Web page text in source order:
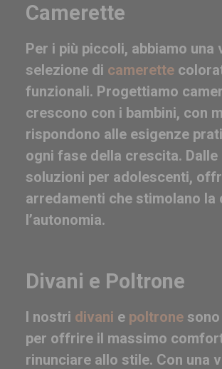
Camerette
Per i più piccoli, abbiamo una
selezione di camerette
funzionali. Progettiamo
crescono con i bambini, con
rispondono alle esigenze
ogni fase della crescita. Dalle
soluzioni per adolescenti,
arredamenti che stimolano la
l’autonomia.
Divani e Poltrone
I nostri divani e poltrone
per offrire il massimo
rinunciare allo stile. Con una